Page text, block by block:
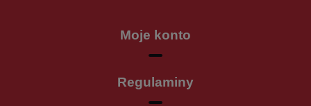
Moje konto
Regulaminy